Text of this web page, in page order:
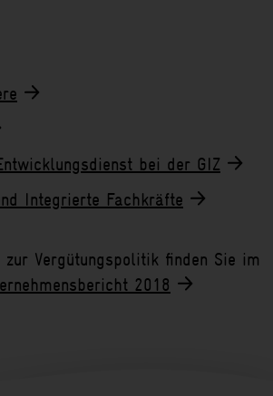
bei der GIZ
Integrierte Fachkräfte
zur Vergütungspolitik finden Sie im
2018